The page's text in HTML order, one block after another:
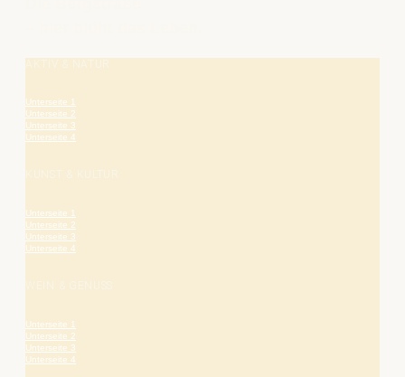
AKTIV & NATUR
Unterseite 1
Unterseite 2
Unterseite 3
Unterseite 4
Unterseite 1
Unterseite 2
Unterseite 3
Unterseite 4
Unterseite 1
Unterseite 2
Unterseite 3
Unterseite 4